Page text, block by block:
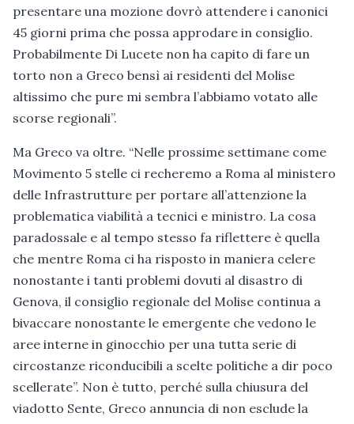
presentare una mozione dovrò attendere i canonici
45 giorni prima che possa approdare in consiglio.
Probabilmente Di Lucete non ha capito di fare un
torto non a Greco bensì ai residenti del Molise
altissimo che pure mi sembra l’abbiamo votato alle
scorse regionali”.
Ma Greco va oltre. “Nelle prossime settimane come
Movimento 5 stelle ci recheremo a Roma al ministero
delle Infrastrutture per portare all’attenzione la
problematica viabilità a tecnici e ministro. La cosa
paradossale e al tempo stesso fa riflettere è quella
che mentre Roma ci ha risposto in maniera celere
nonostante i tanti problemi dovuti al disastro di
Genova, il consiglio regionale del Molise continua a
bivaccare nonostante le emergente che vedono le
aree interne in ginocchio per una tutta serie di
circostanze riconducibili a scelte politiche a dir poco
scellerate”. Non è tutto, perché sulla chiusura del
viadotto Sente, Greco annuncia di non esclude la